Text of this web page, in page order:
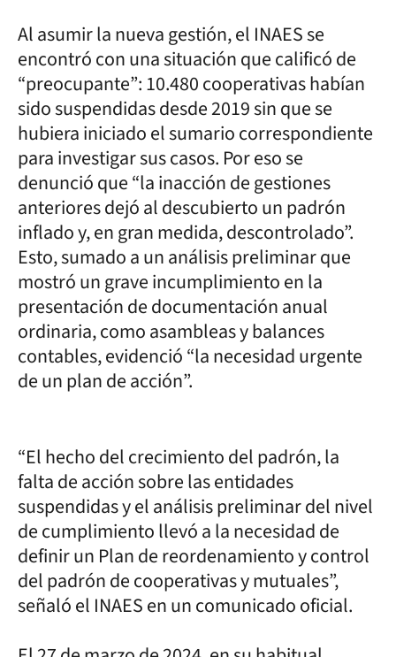
Al asumir la nueva gestión, el INAES se
encontró con una situación que calificó de
“preocupante”: 10.480 cooperativas habían
sido suspendidas desde 2019 sin que se
hubiera iniciado el sumario correspondiente
para investigar sus casos. Por eso se
denunció que “la inacción de gestiones
anteriores dejó al descubierto un padrón
inflado y, en gran medida, descontrolado”.
Esto, sumado a un análisis preliminar que
mostró un grave incumplimiento en la
presentación de documentación anual
ordinaria, como asambleas y balances
contables, evidenció “la necesidad urgente
de un plan de acción”.
“El hecho del crecimiento del padrón, la
falta de acción sobre las entidades
suspendidas y el análisis preliminar del nivel
de cumplimiento llevó a la necesidad de
definir un Plan de reordenamiento y control
del padrón de cooperativas y mutuales”,
señaló el INAES en un comunicado oficial.